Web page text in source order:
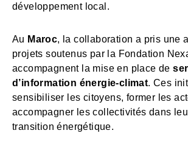
développement local.
Au Maroc, la collaboration a pris une
projets soutenus par la Fondation
accompagnent la mise en place de
d’information énergie-climat. Ces
sensibiliser les citoyens, former les
accompagner les collectivités dans
transition énergétique.